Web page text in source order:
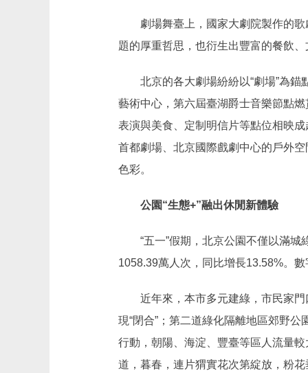
劇場舞臺上，國家大劇院製作的歌
題的厚重哲思，也衍生出豐富的餐飲
北京的各大劇場紛紛以“劇場”為錨
藝術中心，第六屆臺湖爵士音樂節點
表演與美食、定制明信片等點位相映
首都劇場、北京國際戲劇中心的戶外
色彩。
公園“生態+”融出休閒新體驗
“五一”假期，北京公園不僅以滿城
1058.39萬人次，同比增長13.58%。數
近年來，本市多元建綠，市民家門
現“閉合”；第二道綠化隔離地區郊野
行動，朝陽、海淀、豐臺等區人流量
道，暮春，連片猬實花次第綻放，粉